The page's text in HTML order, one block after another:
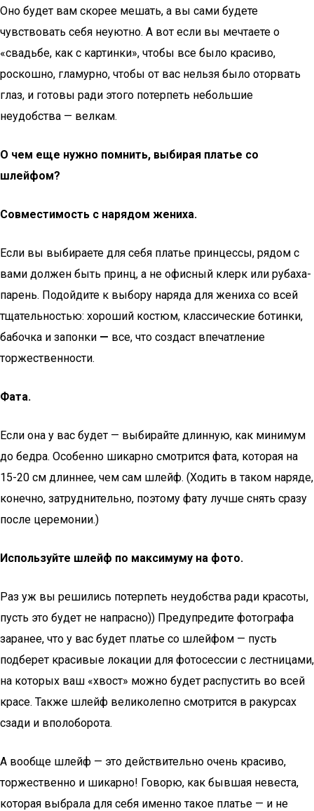
Оно будет вам скорее мешать, а вы сами будете
чувствовать себя неуютно. А вот если вы мечтаете о
«свадьбе, как с картинки», чтобы все было красиво,
роскошно, гламурно, чтобы от вас нельзя было оторвать
глаз, и готовы ради этого потерпеть небольшие
неудобства — велкам.
О чем еще нужно помнить, выбирая платье со
шлейфом?
Совместимость с нарядом жениха.
Если вы выбираете для себя платье принцессы, рядом с
вами должен быть принц, а не офисный клерк или рубаха-
парень. Подойдите к выбору наряда для жениха со всей
тщательностью: хороший костюм, классические ботинки,
бабочка и запонки — все, что создаст впечатление
торжественности.
Фата.
Если она у вас будет — выбирайте длинную, как минимум
до бедра. Особенно шикарно смотрится фата, которая на
15-20 см длиннее, чем сам шлейф. (Ходить в таком наряде,
конечно, затруднительно, поэтому фату лучше снять сразу
после церемонии.)
Используйте шлейф по максимуму на фото.
Раз уж вы решились потерпеть неудобства ради красоты,
пусть это будет не напрасно)) Предупредите фотографа
заранее, что у вас будет платье со шлейфом — пусть
подберет красивые локации для фотосессии с лестницами,
на которых ваш «хвост» можно будет распустить во всей
красе. Также шлейф великолепно смотрится в ракурсах
сзади и вполоборота.
А вообще шлейф — это действительно очень красиво,
торжественно и шикарно! Говорю, как бывшая невеста,
которая выбрала для себя именно такое платье — и не